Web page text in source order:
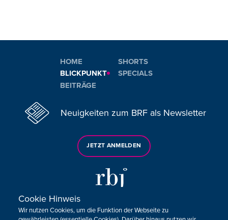
HOME
BLICKPUNKT
BEITRÄGE
SHORTS
SPECIALS
Neuigkeiten zum BRF als Newsletter
JETZT ANMELDEN
Sie haben noch Fragen oder Anmerkungen?
Cookie Hinweis
Wir nutzen Cookies, um die Funktion der Webseite zu